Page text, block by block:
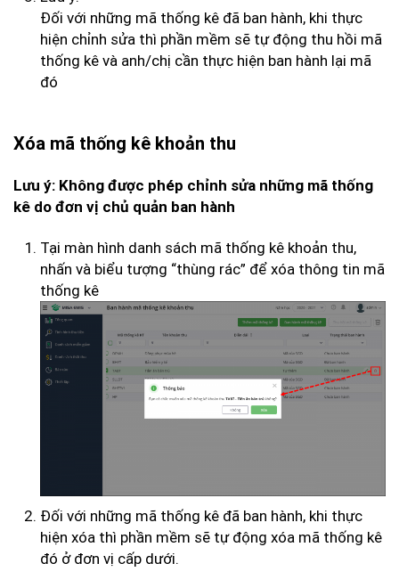
Đối với những mã thống kê đã ban hành, khi thực
hiện chỉnh sửa thì phần mềm sẽ tự động thu hồi mã
thống kê và anh/chị cần thực hiện ban hành lại mã
đó
Xóa mã thống kê khoản thu
Lưu ý: Không được phép chỉnh sửa những mã thống
kê do đơn vị chủ quản ban hành
Tại màn hình danh sách mã thống kê khoản thu,
nhấn và biểu tượng “thùng rác” để xóa thông tin mã
thống kê
Đối với những mã thống kê đã ban hành, khi thực
hiện xóa thì phần mềm sẽ tự động xóa mã thống kê
đó ở đơn vị cấp dưới.